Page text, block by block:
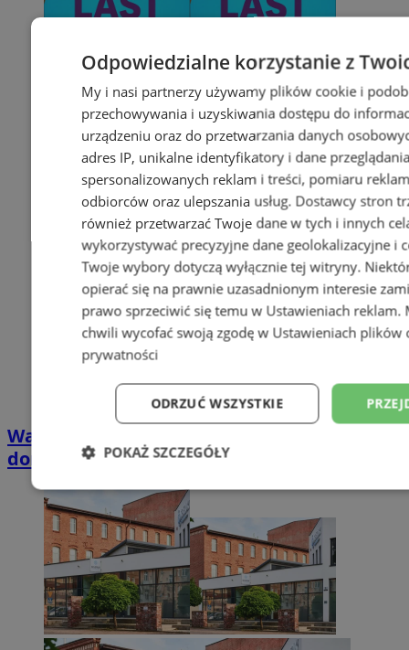
Wakacyjny wypoczynek nad Bałtykiem w
domkach Szmaragdowe Morze
Odpowiedzialne korzystanie z
My i nasi partnerzy używamy plików cookie i
przechowywania i uzyskiwania dostępu do
urządzeniu oraz do przetwarzania danych
adres IP, unikalne identyfikatory i dane
spersonalizowanych reklam i treści, pomiaru
odbiorców oraz ulepszania usług. Dostawcy stron
również przetwarzać Twoje dane w tych i innych
wykorzystywać precyzyjne dane geolokalizacyjne i
Twoje wybory dotyczą wyłącznie tej witryny.
opierać się na prawnie uzasadnionym interesie
prawo sprzeciwić się temu w Ustawieniach reklam.
chwili wycofać swoją zgodę w Ustawieniach plików
prywatności
ODRZUĆ WSZYSTKIE
POKAŻ SZCZEGÓŁY
Niezbędne Wydajność
Niesklasyfikowane